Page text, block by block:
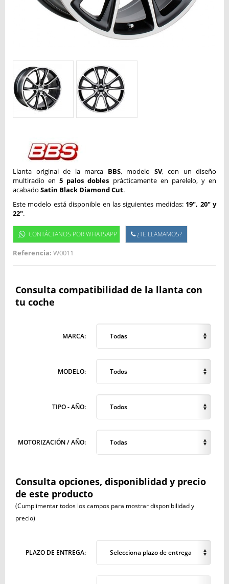
Llanta original de la marca BBS, modelo SV, con un diseño
multiradio en5 palos dobles prácticamente en parelelo, y en
acabado Satin Black Diamond Cut.
Este modelo está disponible en las siguientes medidas: 19", 20" y
22".
CONTÁCTANOS POR WHATSAPP ¿TE LLAMAMOS?
Referencia: W0011
Consulta compatibilidad de la llanta con
tu coche
MARCA: Todas
MODELO: Todos
TIPO - AÑO: Todos
MOTORIZACIÓN / AÑO: Todas
Consulta opciones, disponiblidad y precio
de este producto
(Cumplimentar todos los campos para mostrar disponibilidad y
precio)
PLAZO DE ENTREGA: Selecciona plazo de entrega